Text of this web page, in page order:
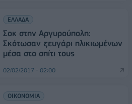
ΕΛΛΑΔΑ
Σοκ στην Αργυρούπολη:
Σκότωσαν ζευγάρι ηλικιωμένων
μέσα στο σπίτι τους
02/02/2017 - 02:00
ΟΙΚΟΝΟΜΙΑ